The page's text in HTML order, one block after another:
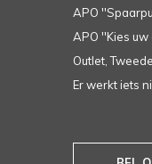
APO
APO ''Kies uw
Outlet,
Er werkt iets